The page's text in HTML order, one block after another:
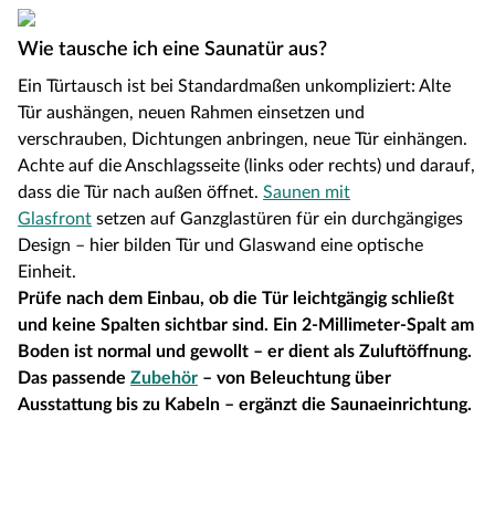
Wie tausche ich eine Saunatür aus?
Ein Türtausch ist bei Standardmaßen unkompliziert: Alte
Tür aushängen, neuen Rahmen einsetzen und
verschrauben, Dichtungen anbringen, neue Tür einhängen.
Achte auf die Anschlagsseite (links oder rechts) und darauf,
dass die Tür nach außen öffnet. Saunen mit
Glasfront setzen auf Ganzglastüren für ein durchgängiges
Design – hier bilden Tür und Glaswand eine optische
Einheit.
Prüfe nach dem Einbau, ob die Tür leichtgängig schließt
und keine Spalten sichtbar sind. Ein 2-Millimeter-Spalt am
Boden ist normal und gewollt – er dient als Zuluftöffnung.
Das passende Zubehör – von Beleuchtung über
Ausstattung bis zu Kabeln – ergänzt die Saunaeinrichtung.